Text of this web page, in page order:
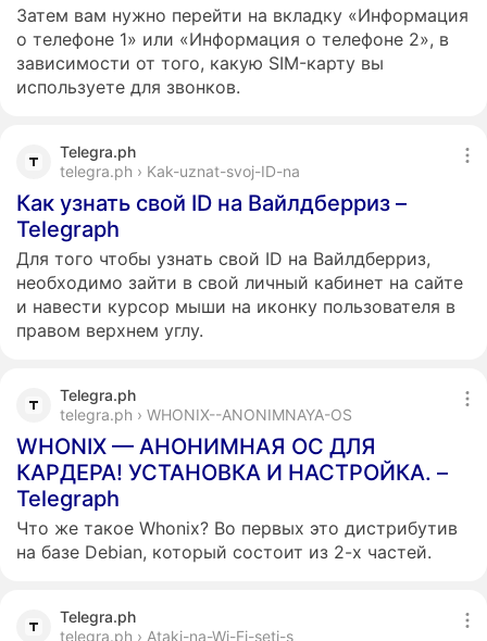
Затем вам нужно перейти на вкладку «Информация
о телефоне 1» или «Информация о телефоне 2», в
зависимости от того, какую SIM-карту вы
используете для звонков.
Telegra.ph
telegra.ph › Kak-uznat-svoj-ID-na
Как узнать свой ID на Вайлдберриз –
Telegraph
Для того чтобы узнать свой ID на Вайлдберриз,
необходимо зайти в свой личный кабинет на сайте
и навести курсор мыши на иконку пользователя в
правом верхнем углу.
Telegra.ph
telegra.ph › WHONIX--ANONIMNAYA-OS
WHONIX — АНОНИМНАЯ ОС ДЛЯ
КАРДЕРА! УСТАНОВКА И НАСТРОЙКА. –
Telegraph
Что же такое Whonix? Во первых это дистрибутив
на базе Debian, который состоит из 2-х частей.
Telegra.ph
telegra.ph › Ataki-na-Wi-Fi-seti-s